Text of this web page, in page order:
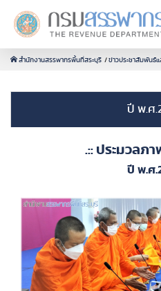
สำนักงานสรรพากรพื้นที่สระบุรี ข่าวประชาสัมพันธ์
ปี พ.ศ
.:: ประมวลภ
ปี พ.ศ